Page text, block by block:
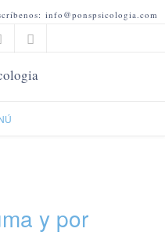
info@ponspsicologia.com
y por